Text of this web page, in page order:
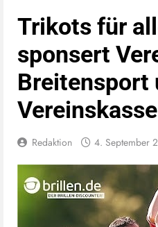
Trikots für
sponsert
Breitensport
Redaktion 4. September